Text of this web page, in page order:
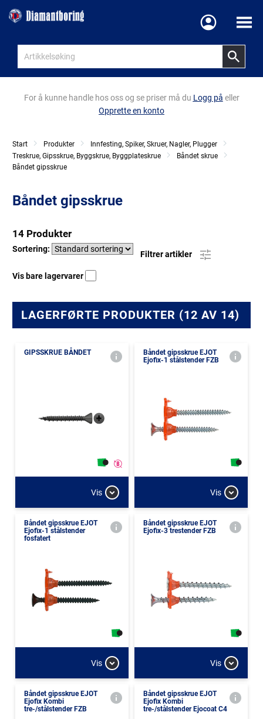
Meny
For å kunne handle hos oss og se priser må du Logg på eller
Opprette en konto
Start Produkter
Innfesting, Spiker, Skruer, Nagler, Plugger
Treskrue, Gipsskrue, Byggskrue, Byggplateskrue
Båndet skrue
Båndet gipsskrue
Båndet gipsskrue
14 Produkter
Sortering:
Filtrer artikler
Vis bare lagervarer
LAGERFØRTE PRODUKTER (12 AV 14)
GIPSSKRUE BÅNDET
Vis
Båndet gipsskrue EJOT
Ejofix-1 stålstender FZB
Vis
Båndet gipsskrue EJOT
Ejofix-1 stålstender
fosfatert
Vis
Båndet gipsskrue EJOT
Ejofix-3 trestender FZB
Vis
Båndet gipsskrue EJOT
Ejofix Kombi
tre-/stålstender FZB
Båndet gipsskrue EJOT
Ejofix Kombi
tre-/stålstender Ejocoat C4